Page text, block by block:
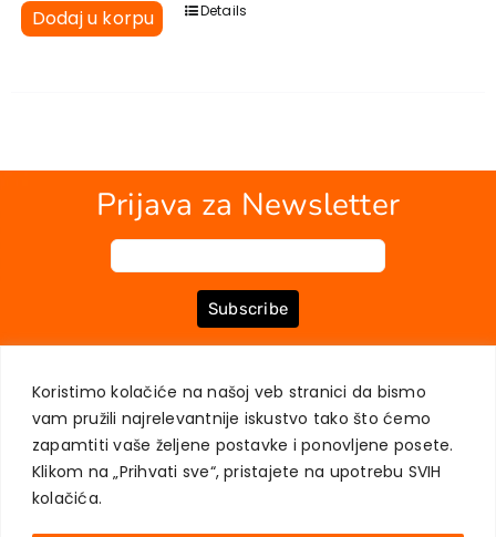
Koristimo kolačiće na našoj veb stranici da bismo
vam pružili najrelevantnije iskustvo tako što ćemo
zapamtiti vaše željene postavke i ponovljene posete.
Klikom na „Prihvati sve“, pristajete na upotrebu SVIH
kolačića.
Dodaj u korpu Details
Prijava za Newsletter
Subscribe
MOJ NALOG
ZAŠTITA PRIVATNOSTI KORISNIKA